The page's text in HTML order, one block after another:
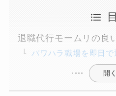
退職代行モームリの良
パワハラ職場を即日で
開く